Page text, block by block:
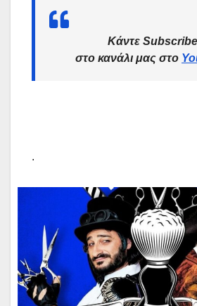
Κάντε Subscribe
στο κανάλι μας στο
.